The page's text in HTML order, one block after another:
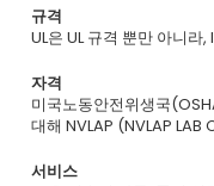
규격
UL은 UL 규격 뿐만 아니
자격
미국노동안전위생국
대해 NVLAP (NVLAP
서비스